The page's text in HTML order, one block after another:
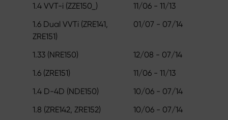
1.4 VVT-i (ZZE150_)
11/06 - 11/13
1.6 Dual VVTi (ZRE141,
ZRE151)
01/07 - 07/14
1.33 (NRE150)
12/08 - 07/14
1.6 (ZRE151)
11/06 - 11/13
1.4 D-4D (NDE150)
10/06 - 07/14
1.8 (ZRE142, ZRE152)
10/06 - 07/14